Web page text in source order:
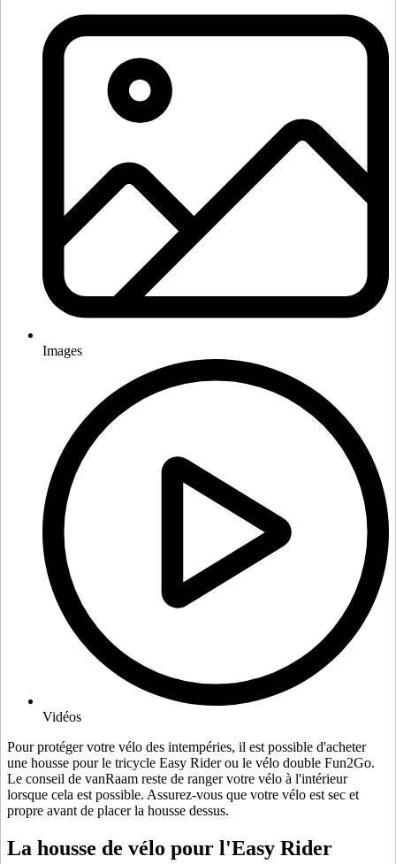
Images
Vidéos
Pour protéger votre vélo des intempéries, il est possible d'acheter
une housse pour le tricycle Easy Rider ou le vélo double Fun2Go.
Le conseil de vanRaam reste de ranger votre vélo à l'intérieur
lorsque cela est possible. Assurez-vous que votre vélo est sec et
propre avant de placer la housse dessus.
La housse de vélo pour l'Easy Rider